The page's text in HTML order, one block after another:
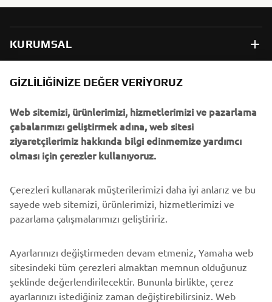
KURUMSAL
B2B
DAHA FAZLA YAMAHA
DESTEK
BÜLTEN
En son fırsatları, özel etkinlikleri, yeni çıkan ürünleri ve daha
fazlasını ilk öğrenen siz olun
ABONE OL
GIZLILIĞINIZE DEĞER VERIYORUZ
Web sitemizi, ürünlerimizi, hizmetlerimizi ve pazarlama
çabalarımızı geliştirmek adına, web sitesi
ziyaretçilerimiz hakkında bilgi edinmemize yardımcı
olması için çerezler kullanıyoruz.
Çerezleri kullanarak müşterilerimizi daha iyi anlarız ve bu
sayede web sitemizi, ürünlerimizi, hizmetlerimizi ve
pazarlama çalışmalarımızı geliştiririz.
Ayarlarınızı değiştirmeden devam etmeniz, Yamaha web
sitesindeki tüm çerezleri almaktan memnun olduğunuz
şeklinde değerlendirilecektir. Bununla birlikte, çerez
ayarlarınızı istediğiniz zaman değiştirebilirsiniz. Web